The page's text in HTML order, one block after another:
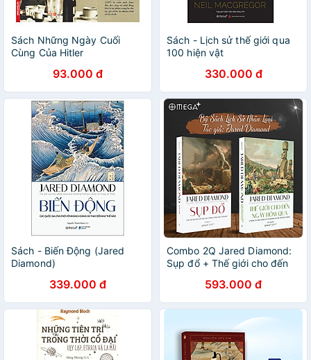
Sách Những Ngày Cuối
Cùng Của Hitler
93.000 đ
Sách - Lịch sử thế giới qua
100 hiện vật
330.000 đ
Sách - Biến Động (Jared
Diamond)
339.000 đ
Combo 2Q Jared Diamond:
Sụp đổ + Thế giới cho đến
sử kinh tế văn hóa nhân loại
593.000 đ